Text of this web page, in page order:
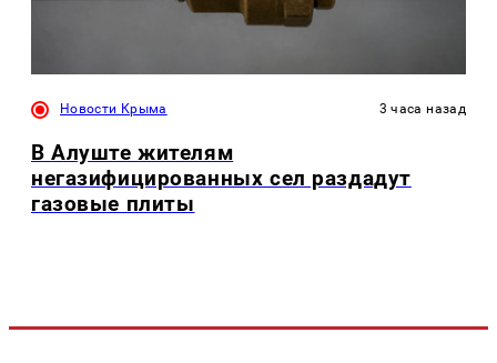
Новости Крыма 3 часа назад
В Алуште жителям
негазифицированных сел раздадут
газовые плиты